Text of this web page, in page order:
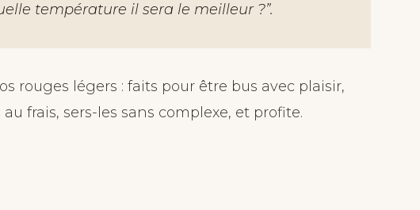
température il sera le meilleur ?”.
rouges légers : faits pour être bus avec plaisir,
frais, sers-les sans complexe, et profite.